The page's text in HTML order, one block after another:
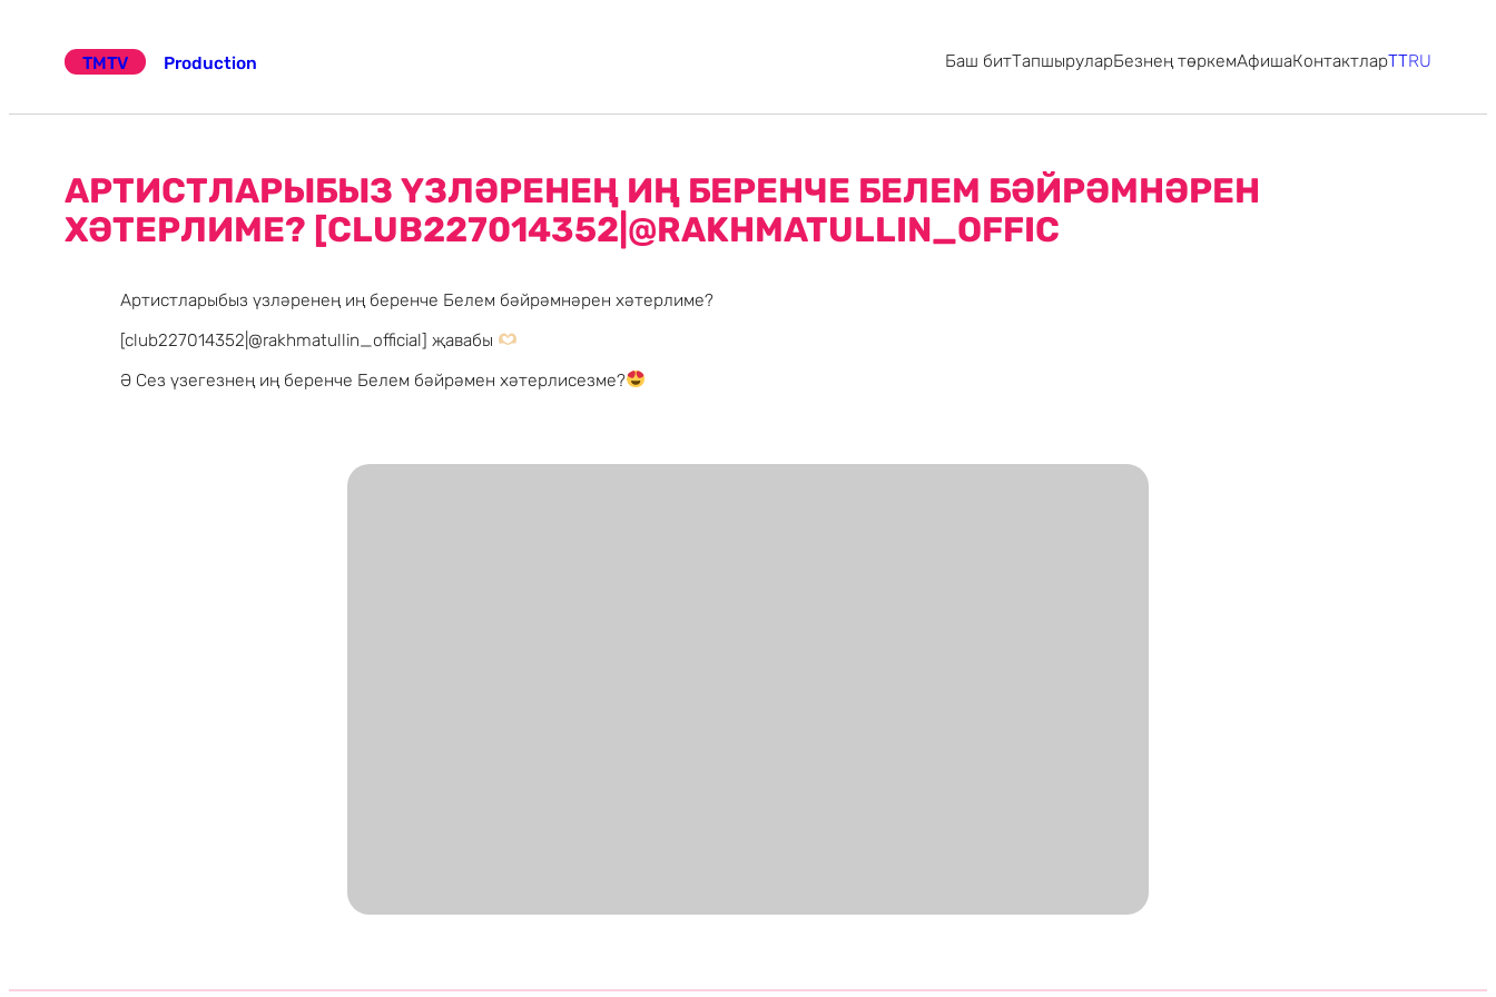
TMTV
Production Баш битТапшыруларБезнең төркемАфишаКонтактларTTRU
АРТИСТЛАРЫБЫЗ ҮЗЛӘРЕНЕҢ ИҢ БЕРЕНЧЕ БЕЛЕМ БӘЙРӘМНӘРЕН
ХӘТЕРЛИМЕ? [CLUB227014352|@RAKHMATULLIN_OFFIC
Артистларыбыз үзләренең иң беренче Белем бәйрәмнәрен хәтерлиме?
[club227014352|@rakhmatullin_official] җавабы
Ә Сез үзегезнең иң беренче Белем бәйрәмен хәтерлисезме?